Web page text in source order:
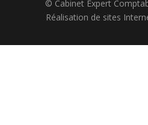
© Cabinet Expert
Réalisation de sites